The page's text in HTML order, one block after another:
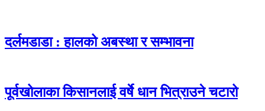
दर्लमडाडा : हालको अबस्था र सम्भावना
पूर्वखोलाका किसानलाई वर्षे धान भित्राउने चटारो